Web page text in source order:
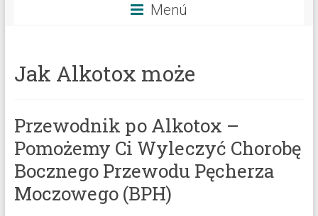
Menú
Jak Alkotox może
Przewodnik po Alkotox –
Pomożemy Ci Wyleczyć Chorobę
Bocznego Przewodu Pęcherza
Moczowego (BPH)